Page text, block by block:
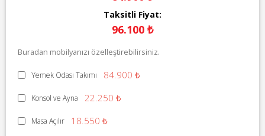
Taksitli Fiyat:
96.100 ₺
Buradan mobilyanızı özelleştirebilirsiniz.
Yemek Odası Takımı 84.900 ₺
Konsol ve Ayna 22.250 ₺
Masa Açılır 18.550 ₺